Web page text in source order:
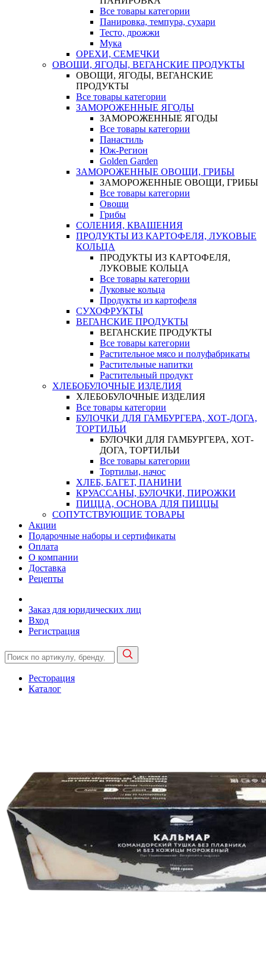
Все товары категории
Панировка, темпура, сухари
Тесто, дрожжи
Мука
ОРЕХИ, СЕМЕЧКИ
ОВОЩИ, ЯГОДЫ, ВЕГАНСКИЕ ПРОДУКТЫ
ОВОЩИ, ЯГОДЫ, ВЕГАНСКИЕ
ПРОДУКТЫ
Все товары категории
ЗАМОРОЖЕННЫЕ ЯГОДЫ
ЗАМОРОЖЕННЫЕ ЯГОДЫ
Все товары категории
Панастиль
Юж-Регион
Golden Garden
ЗАМОРОЖЕННЫЕ ОВОЩИ, ГРИБЫ
ЗАМОРОЖЕННЫЕ ОВОЩИ, ГРИБЫ
Все товары категории
Овощи
Грибы
СОЛЕНИЯ, КВАШЕНИЯ
ПРОДУКТЫ ИЗ КАРТОФЕЛЯ, ЛУКОВЫЕ
КОЛЬЦА
ПРОДУКТЫ ИЗ КАРТОФЕЛЯ,
ЛУКОВЫЕ КОЛЬЦА
Все товары категории
Луковые кольца
Продукты из картофеля
СУХОФРУКТЫ
ВЕГАНСКИЕ ПРОДУКТЫ
ВЕГАНСКИЕ ПРОДУКТЫ
Все товары категории
Растительное мясо и полуфабрикаты
Растительные напитки
Растительный продукт
ХЛЕБОБУЛОЧНЫЕ ИЗДЕЛИЯ
ХЛЕБОБУЛОЧНЫЕ ИЗДЕЛИЯ
Все товары категории
БУЛОЧКИ ДЛЯ ГАМБУРГЕРА, ХОТ-ДОГА,
ТОРТИЛЬИ
БУЛОЧКИ ДЛЯ ГАМБУРГЕРА, ХОТ-
ДОГА, ТОРТИЛЬИ
Все товары категории
Тортильи, начос
ХЛЕБ, БАГЕТ, ПАНИНИ
КРУАССАНЫ, БУЛОЧКИ, ПИРОЖКИ
ПИЦЦА, ОСНОВА ДЛЯ ПИЦЦЫ
СОПУТСТВУЮЩИЕ ТОВАРЫ
Акции
Подарочные наборы и сертификаты
Оплата
О компании
Доставка
Рецепты
Заказ для юридических лиц
Вход
Регистрация
Ресторация
Каталог